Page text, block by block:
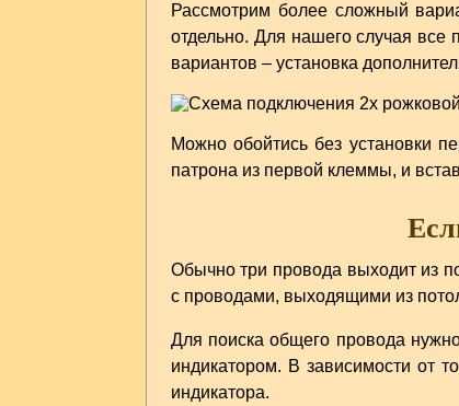
Рассмотрим более сложный
отдельно. Для нашего случая все
вариантов – установка
Можно обойтись без установки
патрона из первой клеммы, и
Обычно три провода выходит из
с проводами, выходящими из
Для поиска общего провода
индикатором. В зависимости от
индикатора.